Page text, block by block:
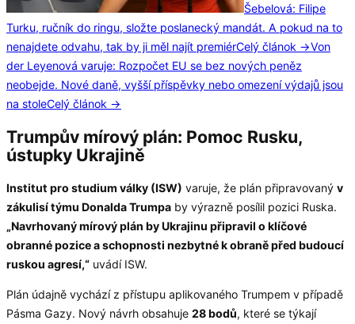
Šebelová: Filipe
Turku, ručník do ringu, složte poslanecký mandát. A pokud na to
nenajdete odvahu, tak by ji měl najít premiérCelý článok →Von
der Leyenová varuje: Rozpočet EU se bez nových peněz
neobejde. Nové daně, vyšší příspěvky nebo omezení výdajů jsou
na stoleCelý článok →
Trumpův mírový plán: Pomoc Rusku,
ústupky Ukrajině
Institut pro studium války (ISW) varuje, že plán připravovaný v
zákulisí týmu Donalda Trumpa by výrazně posílil pozici Ruska.
„Navrhovaný mírový plán by Ukrajinu připravil o klíčové
obranné pozice a schopnosti nezbytné k obraně před budoucí
ruskou agresí,“ uvádí ISW.
Plán údajně vychází z přístupu aplikovaného Trumpem v případě
Pásma Gazy. Nový návrh obsahuje 28 bodů, které se týkají